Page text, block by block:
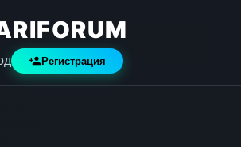
Регистрация